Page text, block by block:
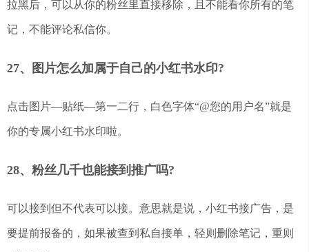
拉黑后，可以从你的粉丝里直接移除，且不能看你所有的笔
记，不能评论私信你。
27、图片怎么加属于自己的小红书水印?
点击图片—贴纸—第一二行，白色字体“@您的用户名”就是
你的专属小红书水印啦。
28、粉丝几千也能接到推广吗?
可以接到但不代表可以接。意思就是说，小红书接广告，是
要提前报备的，如果被查到私自接单，轻则删除笔记，重则